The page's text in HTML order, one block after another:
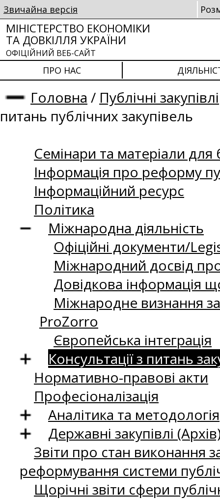
Звичайна версія
МІНІСТЕРСТВО ЕКОНОМІКИ
ТА ДОВКІЛЛЯ УКРАЇНИ
ОФІЦІЙНИЙ ВЕБ-САЙТ
ПРО НАС
Головна / Публічні закупівлі
питань публічних закупівель
Семінари та матеріали для
Інформація про реформу
Інформаційний ресурс
Політика
Міжнародна діяльність
Офіційні документи/
Міжнародний досвід
Довідкова інформація
Міжнародне визнання
ProZorro
Європейська інтеграція
Консультації з питань
Нормативно-правові акти
Професіоналізація
Аналітика та методологія
Державні закупівлі
Звіти про стан виконання
реформування системи
Щорічні звіти сфери